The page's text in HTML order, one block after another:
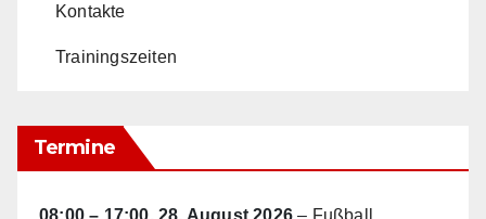
Kontakte
Trainingszeiten
Termine
08:00 – 17:00,28. August 2026 – Fußball